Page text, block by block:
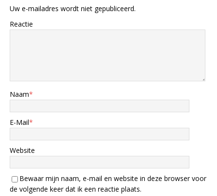
Uw e-mailadres wordt niet gepubliceerd.
Reactie
Naam*
E-Mail*
Website
Bewaar mijn naam, e-mail en website in deze browser voor
de volgende keer dat ik een reactie plaats.